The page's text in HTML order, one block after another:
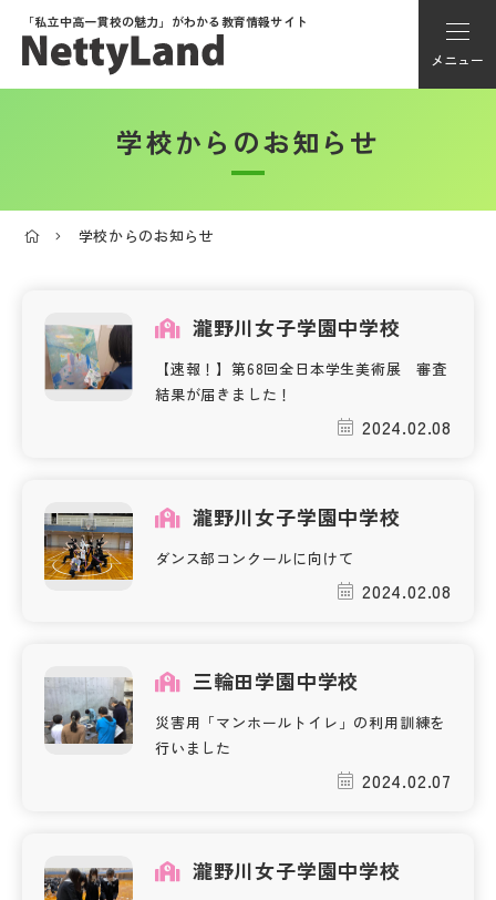
「私立中高一貫校の魅力」がわかる教育情報サイト
メニュー
アカウント登録
学校選び
学校動画
帰国生受験情報
よみもの
学校からのお知らせ
特集
学校からのお知らせ
学校からのお知らせ
瀧野川女子学園中学校
【速報！】第68回全日本学生美術展 審査
結果が届きました！
2024.02.08
瀧野川女子学園中学校
ダンス部コンクールに向けて
2024.02.08
三輪田学園中学校
災害用「マンホールトイレ」の利用訓練を
行いました
2024.02.07
瀧野川女子学園中学校